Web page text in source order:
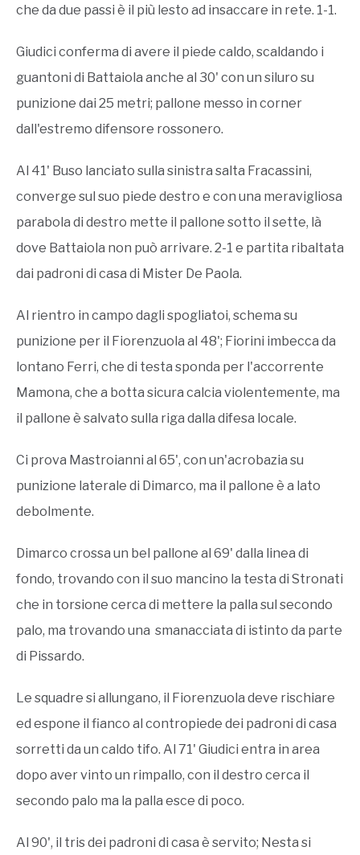
che da due passi è il più lesto ad insaccare in rete. 1-1.
Giudici conferma di avere il piede caldo, scaldando i
guantoni di Battaiola anche al 30' con un siluro su
punizione dai 25 metri; pallone messo in corner
dall'estremo difensore rossonero.
Al 41' Buso lanciato sulla sinistra salta Fracassini,
converge sul suo piede destro e con una meravigliosa
parabola di destro mette il pallone sotto il sette, là
dove Battaiola non può arrivare. 2-1 e partita ribaltata
dai padroni di casa di Mister De Paola.
Al rientro in campo dagli spogliatoi, schema su
punizione per il Fiorenzuola al 48'; Fiorini imbecca da
lontano Ferri, che di testa sponda per l'accorrente
Mamona, che a botta sicura calcia violentemente, ma
il pallone è salvato sulla riga dalla difesa locale.
Ci prova Mastroianni al 65', con un'acrobazia su
punizione laterale di Dimarco, ma il pallone è a lato
debolmente.
Dimarco crossa un bel pallone al 69' dalla linea di
fondo, trovando con il suo mancino la testa di Stronati
che in torsione cerca di mettere la palla sul secondo
palo, ma trovando una smanacciata di istinto da parte
di Pissardo.
Le squadre si allungano, il Fiorenzuola deve rischiare
ed espone il fianco al contropiede dei padroni di casa
sorretti da un caldo tifo. Al 71' Giudici entra in area
dopo aver vinto un rimpallo, con il destro cerca il
secondo palo ma la palla esce di poco.
Al 90', il tris dei padroni di casa è servito; Nesta si